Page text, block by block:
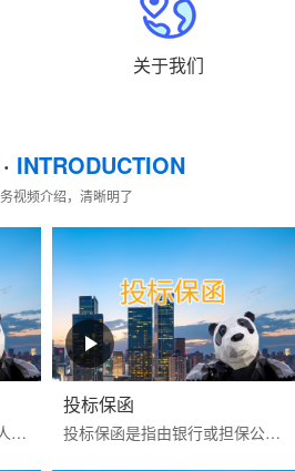
关于我们
INTRODUCTION
视频介绍，清晰明了
电子保函‌‌电子保函是指保证人以使用‌CA证书进行电子签名的数据电文为介质，通过计算机网络向受益人开立的具有法律效力的担保凭证‌。目前更多是银行投标电子保函。电子...
投标保函
投标保函是指由银行或担保公司为投标人向招标人提供的，保证投标人按照招标文件的规定参加招标活动的担保。如果投标人在投标有效期内撤回投标文件，或中标后不签署